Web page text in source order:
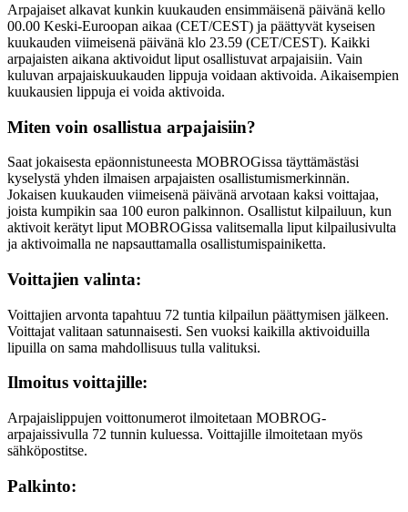
Arpajaiset alkavat kunkin kuukauden ensimmäisenä päivänä kello
00.00 Keski-Euroopan aikaa (CET/CEST) ja päättyvät kyseisen
kuukauden viimeisenä päivänä klo 23.59 (CET/CEST). Kaikki
arpajaisten aikana aktivoidut liput osallistuvat arpajaisiin. Vain
kuluvan arpajaiskuukauden lippuja voidaan aktivoida. Aikaisempien
kuukausien lippuja ei voida aktivoida.
Miten voin osallistua arpajaisiin?
Saat jokaisesta epäonnistuneesta MOBROGissa täyttämästäsi
kyselystä yhden ilmaisen arpajaisten osallistumismerkinnän.
Jokaisen kuukauden viimeisenä päivänä arvotaan kaksi voittajaa,
joista kumpikin saa 100 euron palkinnon. Osallistut kilpailuun, kun
aktivoit kerätyt liput MOBROGissa valitsemalla liput kilpailusivulta
ja aktivoimalla ne napsauttamalla osallistumispainiketta.
Voittajien valinta:
Voittajien arvonta tapahtuu 72 tuntia kilpailun päättymisen jälkeen.
Voittajat valitaan satunnaisesti. Sen vuoksi kaikilla aktivoiduilla
lipuilla on sama mahdollisuus tulla valituksi.
Ilmoitus voittajille:
Arpajaislippujen voittonumerot ilmoitetaan MOBROG-
arpajaissivulla 72 tunnin kuluessa. Voittajille ilmoitetaan myös
sähköpostitse.
Palkinto: